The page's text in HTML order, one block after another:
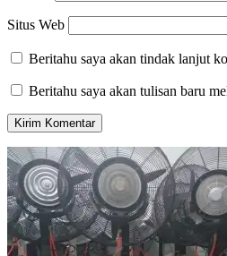
Situs Web
Beritahu saya akan tindak lanjut
Beritahu saya akan tulisan baru